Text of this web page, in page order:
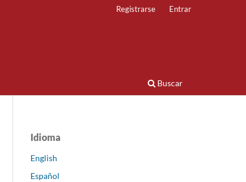
Buscar
Registrarse Entrar
Idioma
English
Español